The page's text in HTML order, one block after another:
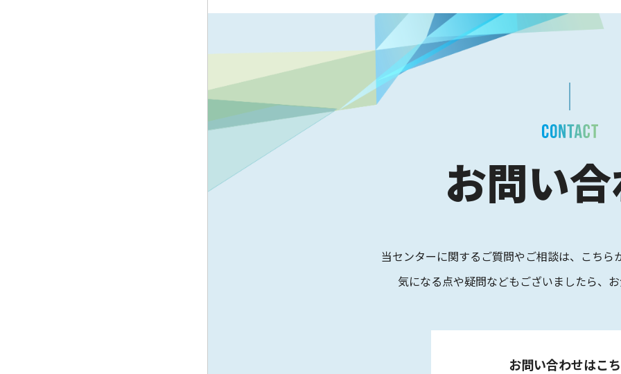
お問い
当センターに関するご質問やご相談は、 こちら
気になる点や疑問などもございましたら、
お問い合わせはこ